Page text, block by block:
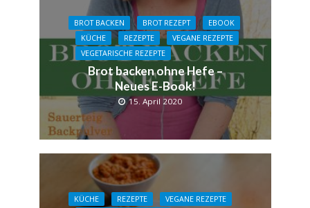
BROT BACKEN BROT REZEPT
EBOOK
KÜCHE
REZEPTE
VEGANE REZEPTE
VEGETARISCHE REZEPTE
Brot backen ohne Hefe –
Neues E-Book!
15. April 2020
KÜCHE REZEPTE
VEGANE REZEPTE